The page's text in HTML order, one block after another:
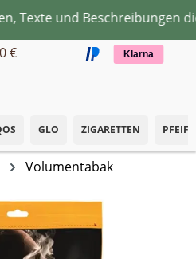
Texte und Beschreibungen
€
Klarna
GLO ZIGARETTEN
Volumentabak